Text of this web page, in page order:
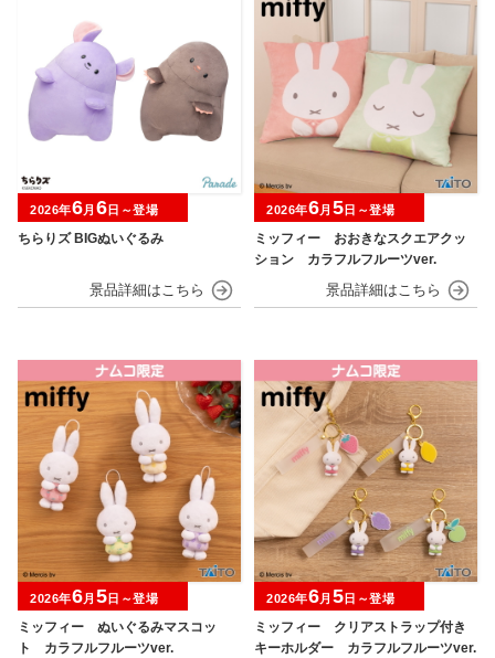
ちらりズ BIGぬいぐるみ
2026年6月 6日～登場
ミッフィー おおきなスクエアクッ
ション カラフルフルーツver.
2026年6月 5日～登場
ミッフィー ぬいぐるみマスコッ
ト カラフルフルーツver.
2026年6月 5日～登場
ミッフィー クリアストラップ付き
キーホルダー カラフルフルーツver.
2026年6月 5日～登場